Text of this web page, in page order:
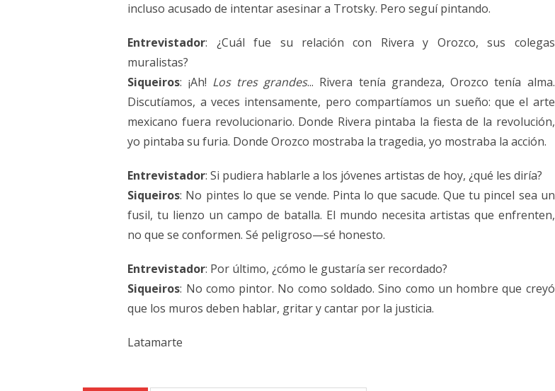
incluso acusado de intentar asesinar a Trotsky. Pero seguí pintando.
Entrevistador: ¿Cuál fue su relación con Rivera y Orozco, sus colegas
muralistas?
Siqueiros: ¡Ah! Los tres grandes... Rivera tenía grandeza, Orozco tenía alma.
Discutíamos, a veces intensamente, pero compartíamos un sueño: que el arte
mexicano fuera revolucionario. Donde Rivera pintaba la fiesta de la revolución,
yo pintaba su furia. Donde Orozco mostraba la tragedia, yo mostraba la acción.
Entrevistador: Si pudiera hablarle a los jóvenes artistas de hoy, ¿qué les diría?
Siqueiros: No pintes lo que se vende. Pinta lo que sacude. Que tu pincel sea un
fusil, tu lienzo un campo de batalla. El mundo necesita artistas que enfrenten,
no que se conformen. Sé peligroso—sé honesto.
Entrevistador: Por último, ¿cómo le gustaría ser recordado?
Siqueiros: No como pintor. No como soldado. Sino como un hombre que creyó
que los muros deben hablar, gritar y cantar por la justicia.
Latamarte